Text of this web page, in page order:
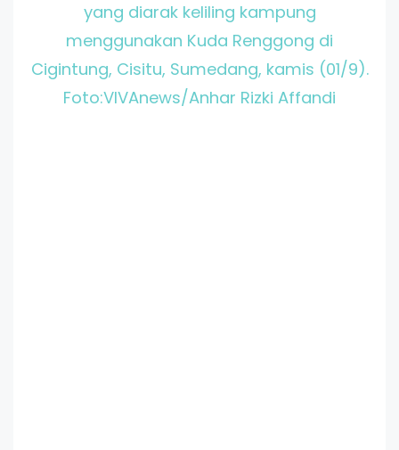
yang diarak keliling kampung
menggunakan Kuda Renggong di
Cigintung, Cisitu, Sumedang, kamis (01/9).
Foto:VIVAnews/Anhar Rizki Affandi